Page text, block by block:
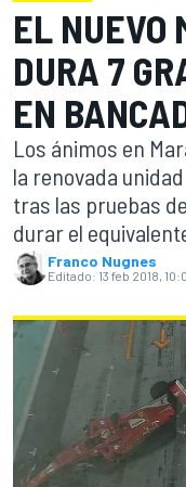
EL NUEVO
DURA 7
EN
Los ánimos en
la renovada
tras las pruebas
durar el
Franco Nugnes
Editado: 13 feb 2018,